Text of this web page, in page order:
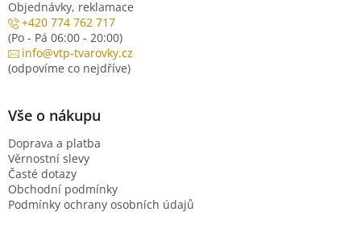
Objednávky, reklamace
+420 774 762 717
(Po - Pá 06:00 - 20:00)
info@vtp-tvarovky.cz
(odpovíme co nejdříve)
Vše o nákupu
Doprava a platba
Věrnostní slevy
Časté dotazy
Obchodní podmínky
Podmínky ochrany osobních údajů